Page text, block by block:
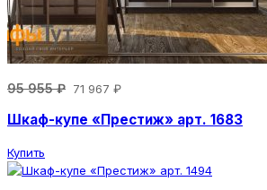
95 955 ₽ 71 967 ₽
Шкаф-купе «Престиж» арт. 1683
Купить